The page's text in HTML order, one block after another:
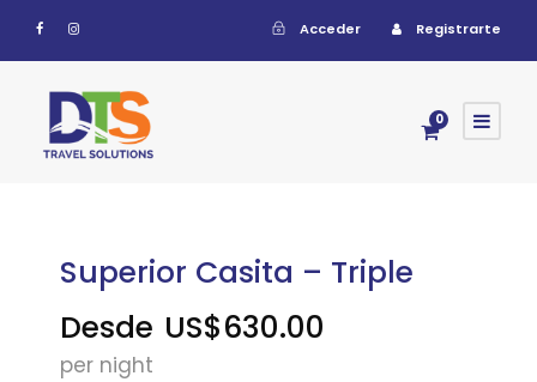
Acceder Registrarte
0
Superior Casita – Triple
Desde US$630.00
per night